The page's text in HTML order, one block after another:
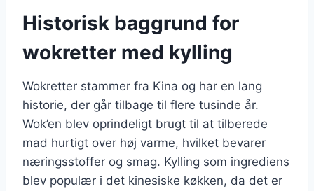
Historisk baggrund for
wokretter med kylling
Wokretter stammer fra Kina og har en lang
historie, der går tilbage til flere tusinde år.
Wok’en blev oprindeligt brugt til at tilberede
mad hurtigt over høj varme, hvilket bevarer
næringsstoffer og smag. Kylling som ingrediens
blev populær i det kinesiske køkken, da det er